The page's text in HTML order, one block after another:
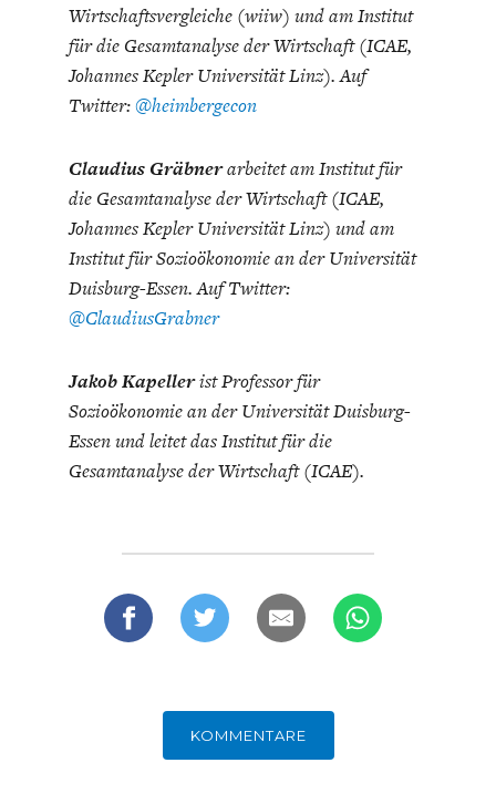
Wirtschaftsvergleiche (wiiw) und am Institut
für die Gesamtanalyse der Wirtschaft (ICAE,
Johannes Kepler Universität Linz). Auf
Twitter:@heimbergecon
Claudius Gräbnerarbeitet am Institut für
die Gesamtanalyse der Wirtschaft (ICAE,
Johannes Kepler Universität Linz) und am
Institut für Sozioökonomie an der Universität
Duisburg-Essen. Auf Twitter:
@ClaudiusGrabner
Jakob Kapellerist Professor für
Sozioökonomie an der Universität Duisburg-
Essen und leitet das Institut für die
Gesamtanalyse der Wirtschaft (ICAE).
KOMMENTARE